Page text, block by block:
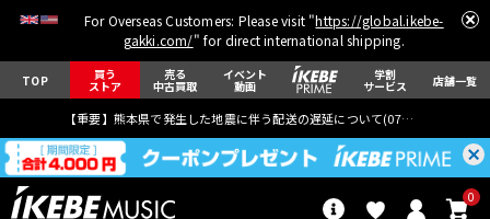
For Overseas Customers: Please visit "https://global.ikebe-
gakki.com/" for direct international shipping.
TOP 買う
ストア
売る
中古買取
イベント
動画
学割
サービス 店舗一覧
【重要】熊本県で発生した地震に伴う配送の遅延について(07月29日
0